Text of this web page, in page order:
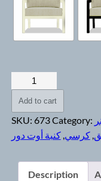
حديقة
معدنية
بجوانب
خشبية
Add to cart
SKU: 673Category:
,كرسي,كنبة أوت دور
Description